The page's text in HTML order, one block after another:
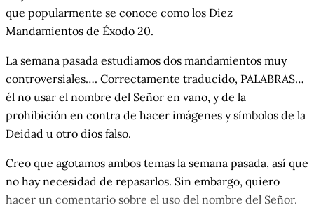
que popularmente se conoce como los Diez
Mandamientos de Éxodo 20.
La semana pasada estudiamos dos mandamientos muy
controversiales…. Correctamente traducido, PALABRAS…
él no usar el nombre del Señor en vano, y de la
prohibición en contra de hacer imágenes y símbolos de la
Deidad u otro dios falso.
Creo que agotamos ambos temas la semana pasada, así que
no hay necesidad de repasarlos. Sin embargo, quiero
hacer un comentario sobre el uso del nombre del Señor.